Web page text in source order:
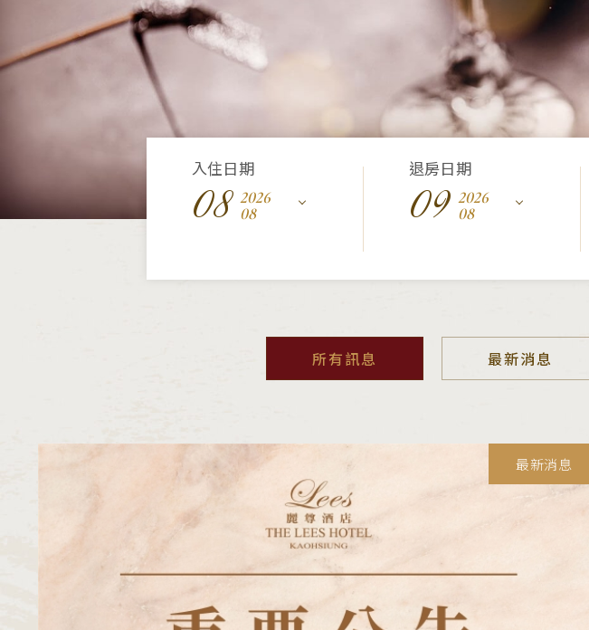
入住日期
08 2026
08
退房日期
09 2026
08
所有訊息 最新消息
最新消息